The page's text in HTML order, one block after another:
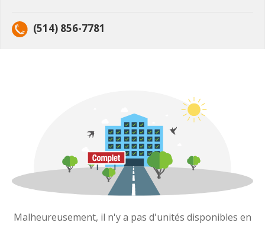
(514) 856-7781
Malheureusement, il n'y a pas d'unités disponibles en